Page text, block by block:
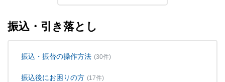
振込・引き落とし
振込・振替の操作方法 (30件)
振込後にお困りの方 (17件)